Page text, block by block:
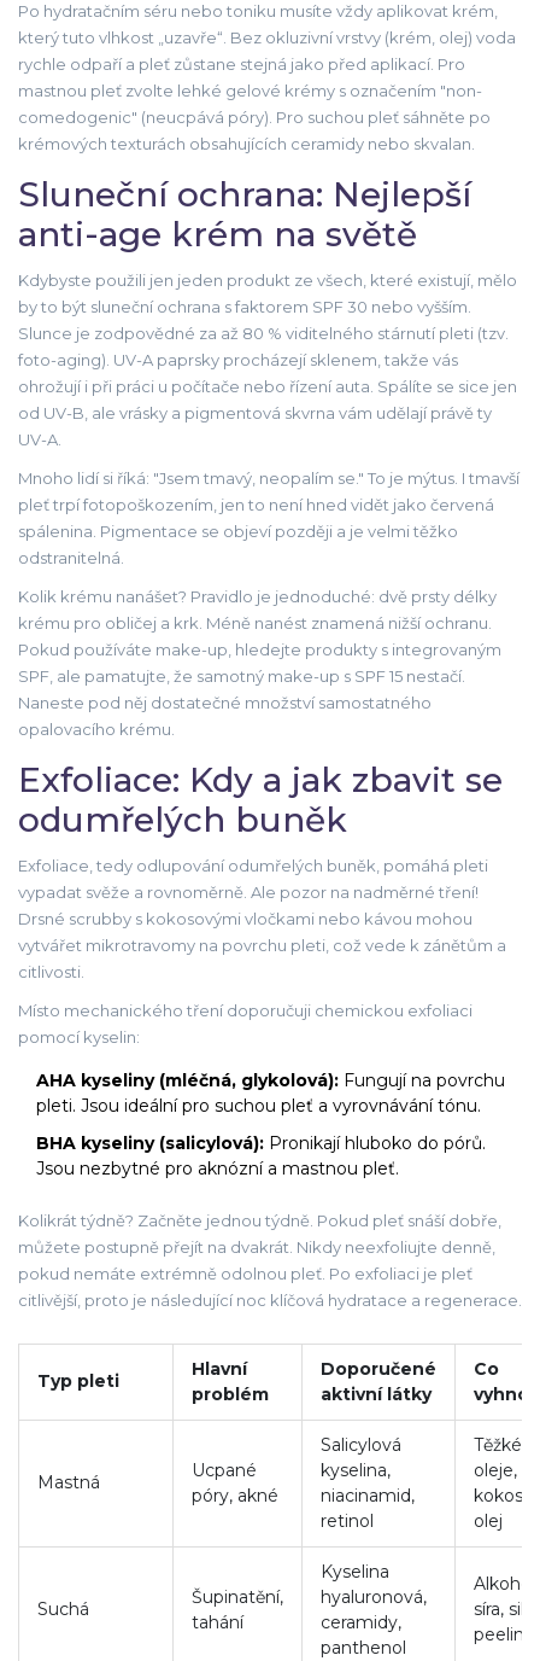
Po hydratačním séru nebo toniku musíte vždy aplikovat krém,
který tuto vlhkost „uzavře“. Bez okluzivní vrstvy (krém, olej) voda
rychle odpaří a pleť zůstane stejná jako před aplikací. Pro
mastnou pleť zvolte lehké gelové krémy s označením "non-
comedogenic" (neucpává póry). Pro suchou pleť sáhněte po
krémových texturách obsahujících ceramidy nebo skvalan.
Sluneční ochrana: Nejlepší
anti-age krém na světě
Kdybyste použili jen jeden produkt ze všech, které existují, mělo
by to být sluneční ochrana s faktorem SPF 30 nebo vyšším.
Slunce je zodpovědné za až 80 % viditelného stárnutí pleti (tzv.
foto-aging). UV-A paprsky procházejí sklenem, takže vás
ohrožují i při práci u počítače nebo řízení auta. Spálíte se sice jen
od UV-B, ale vrásky a pigmentová skvrna vám udělají právě ty
UV-A.
Mnoho lidí si říká: "Jsem tmavý, neopalím se." To je mýtus. I tmavší
pleť trpí fotopoškozením, jen to není hned vidět jako červená
spálenina. Pigmentace se objeví později a je velmi těžko
odstranitelná.
Kolik krému nanášet? Pravidlo je jednoduché: dvě prsty délky
krému pro obličej a krk. Méně nanést znamená nižší ochranu.
Pokud používáte make-up, hledejte produkty s integrovaným
SPF, ale pamatujte, že samotný make-up s SPF 15 nestačí.
Naneste pod něj dostatečné množství samostatného
opalovacího krému.
Exfoliace: Kdy a jak zbavit se
odumřelých buněk
Exfoliace, tedy odlupování odumřelých buněk, pomáhá pleti
vypadat svěže a rovnoměrně. Ale pozor na nadměrné tření!
Drsné scrubby s kokosovými vločkami nebo kávou mohou
vytvářet mikrotravomy na povrchu pleti, což vede k zánětům a
citlivosti.
Místo mechanického tření doporučuji chemickou exfoliaci
pomocí kyselin:
AHA kyseliny (mléčná, glykolová): Fungují na povrchu
pleti. Jsou ideální pro suchou pleť a vyrovnávání tónu.
BHA kyseliny (salicylová): Pronikají hluboko do pórů.
Jsou nezbytné pro aknózní a mastnou pleť.
Kolikrát týdně? Začněte jednou týdně. Pokud pleť snáší dobře,
můžete postupně přejít na dvakrát. Nikdy neexfoliujte denně,
pokud nemáte extrémně odolnou pleť. Po exfoliaci je pleť
citlivější, proto je následující noc klíčová hydratace a regenerace.
Typ pleti
Hlavní
problém
Doporučené
aktivní látky
Co
Mastná
Ucpané
póry, akné
Salicylová
kyselina,
niacinamid,
retinol
Těžké
oleje,
olej
Suchá
Šupinatění,
tahání
Kyselina
hyaluronová,
ceramidy,
panthenol
Alkohol,
síra,